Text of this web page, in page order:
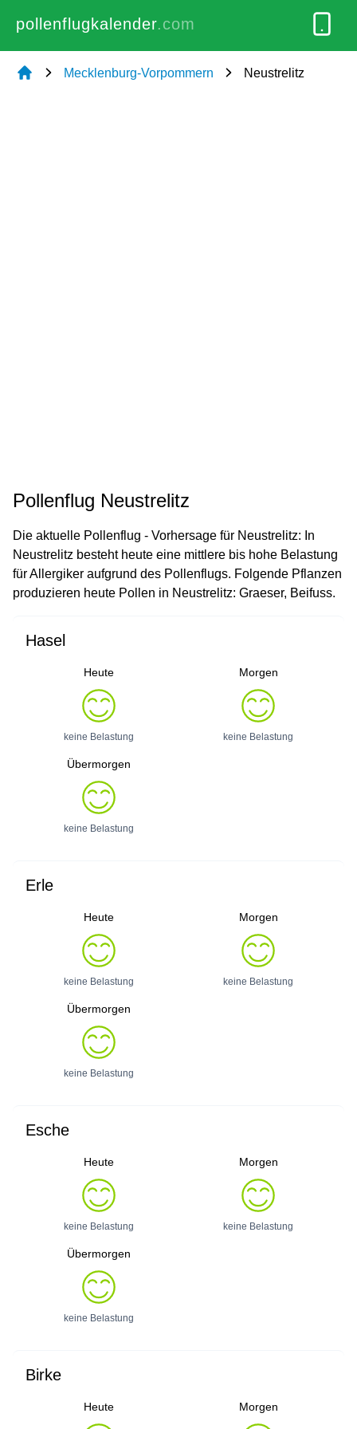
pollenflugkalender.com
Mecklenburg-Vorpommern Neustrelitz
Pollenflug Neustrelitz
Die aktuelle Pollenflug - Vorhersage für Neustrelitz: In
Neustrelitz besteht heute eine mittlere bis hohe Belastung
für Allergiker aufgrund des Pollenflugs. Folgende Pflanzen
produzieren heute Pollen in Neustrelitz: Graeser, Beifuss.
Hasel
Heute
keine Belastung
Morgen
keine Belastung
Übermorgen
keine Belastung
Erle
Heute
keine Belastung
Morgen
keine Belastung
Übermorgen
keine Belastung
Esche
Heute
keine Belastung
Morgen
keine Belastung
Übermorgen
keine Belastung
Birke
Heute Morgen